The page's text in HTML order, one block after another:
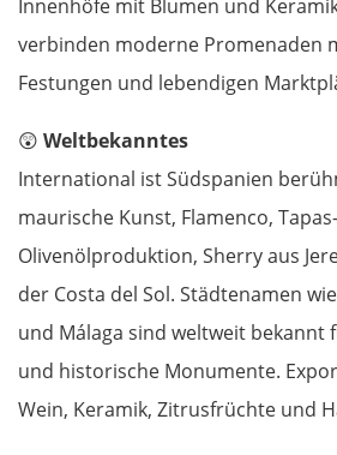
Innenhöfe mit Blumen und
verbinden moderne Promenaden
Festungen und lebendigen
😲 Weltbekanntes
International ist Südspanien
maurische Kunst, Flamenco,
Olivenölproduktion, Sherry aus
der Costa del Sol. Städtenamen
und Málaga sind weltweit bekannt
und historische Monumente.
Wein, Keramik, Zitrusfrüchte und
Regensburg
Ingolstadt
Pfaffenhofen an der Ilm
München
Rosenheim
Österreich